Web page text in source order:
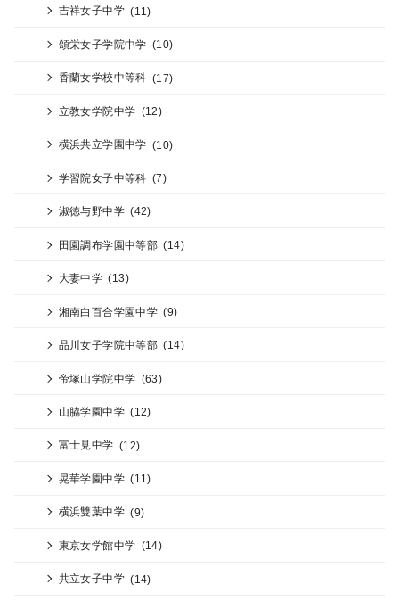
吉祥女子中学 (11)
頌栄女子学院中学 (10)
香蘭女学校中等科 (17)
立教女学院中学 (12)
横浜共立学園中学 (10)
学習院女子中等科 (7)
淑徳与野中学 (42)
田園調布学園中等部 (14)
大妻中学 (13)
湘南白百合学園中学 (9)
品川女子学院中等部 (14)
帝塚山学院中学 (63)
山脇学園中学 (12)
富士見中学 (12)
晃華学園中学 (11)
横浜雙葉中学 (9)
東京女学館中学 (14)
共立女子中学 (14)